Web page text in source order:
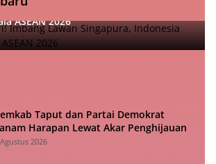
Imbang Lawan Singapura, Indonesia
ASEAN 2026
Taput dan Partai Demokrat
Harapan Lewat Akar Penghijauan
2026